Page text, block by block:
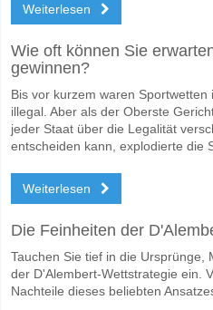
Ja für Beide Teams Erzielen, mit
Wofür ist die richtige
Auf der riskanten Seite, können
Weiterlesen
Wie oft können Sie
gewinnen?
Bis vor kurzem waren
illegal. Aber als der Oberste
jeder Staat über die Legalität
entscheiden kann, explodierte die
Weiterlesen
Die Feinheiten der
Tauchen Sie tief in die Ursprünge,
der D'Alembert-Wettstrategie ein.
Nachteile dieses beliebten